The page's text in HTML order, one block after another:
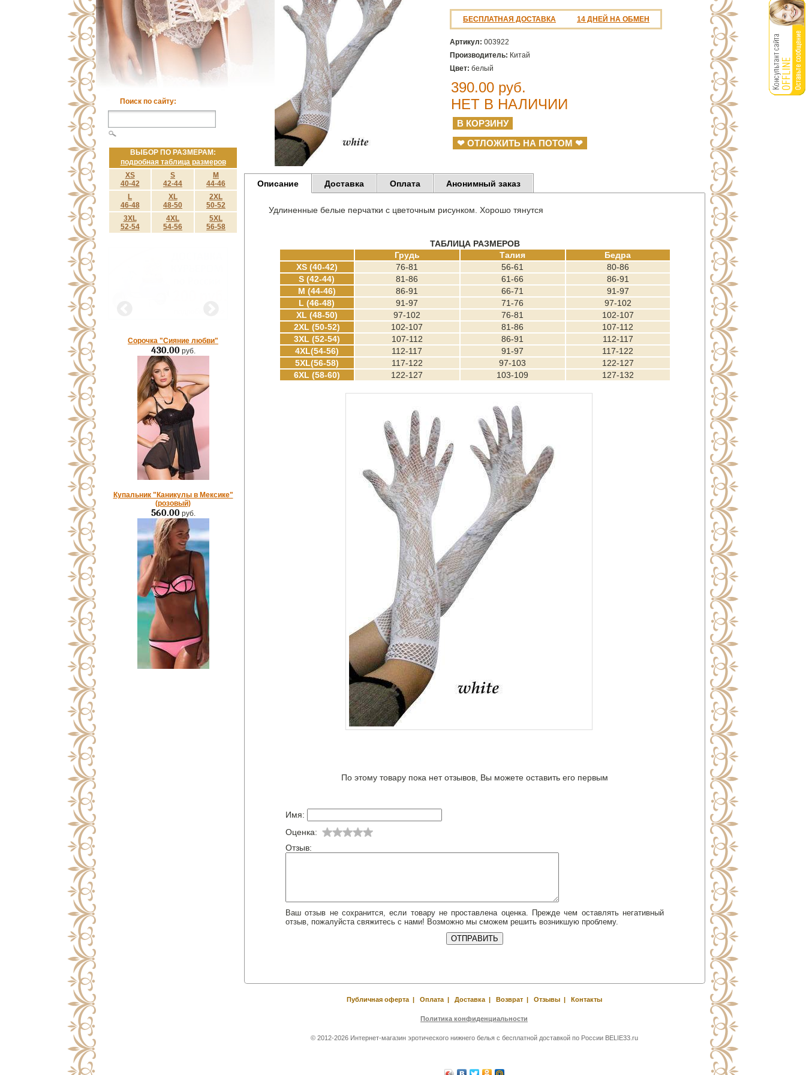
Поиск по сайту:
ВЫБОР ПО РАЗМЕРАМ:
подробная таблица размеров
XS
40-42
S
42-44
M
44-46
L
46-48
XL
48-50
2XL
50-52
3XL
52-54
4XL
54-56
5XL
56-58
Сорочка "Сияние любви"
430.00руб.
Купальник "Каникулы в Мексике"
(розовый)
560.00руб.
БЕСПЛАТНАЯ ДОСТАВКА 14 ДНЕЙ НА ОБМЕН
Артикул: 003922
Производитель: Китай
Цвет: белый
390.00руб.
НЕТ В НАЛИЧИИ
❤ ОТЛОЖИТЬ НА ПОТОМ ❤
Описание Доставка Оплата Анонимный заказ
Удлиненные белые перчатки с цветочным рисунком. Хорошо тянутся
ТАБЛИЦА РАЗМЕРОВ
Грудь
Талия
Бедра
XS (40-42)
76-81 56-61
80-86
S (42-44)
81-86 61-66
86-91
M (44-46)
86-91 66-71
91-97
L (46-48)
91-97 71-76
97-102
XL (48-50)
97-102 76-81
102-107
2XL (50-52)
102-107 81-86
107-112
3XL (52-54)
107-112 86-91
112-117
4XL(54-56)
112-117 91-97
117-122
5XL(56-58)
117-122 97-103
122-127
6XL (58-60)
122-127 103-109 127-132
По этому товару пока нет отзывов, Вы можете оставить его первым
Имя:
Оценка:
Отзыв:
Ваш отзыв не сохранится, если товару не проставлена оценка. Прежде чем оставлять негативный
отзыв, пожалуйста свяжитесь с нами! Возможно мы сможем решить возникшую проблему.
Публичная оферта| Оплата| Доставка| Возврат| Отзывы| Контакты
Политика конфиденциальности
© 2012-2026 Интернет-магазин эротического нижнего белья с бесплатной доставкой по России BELIE33.ru